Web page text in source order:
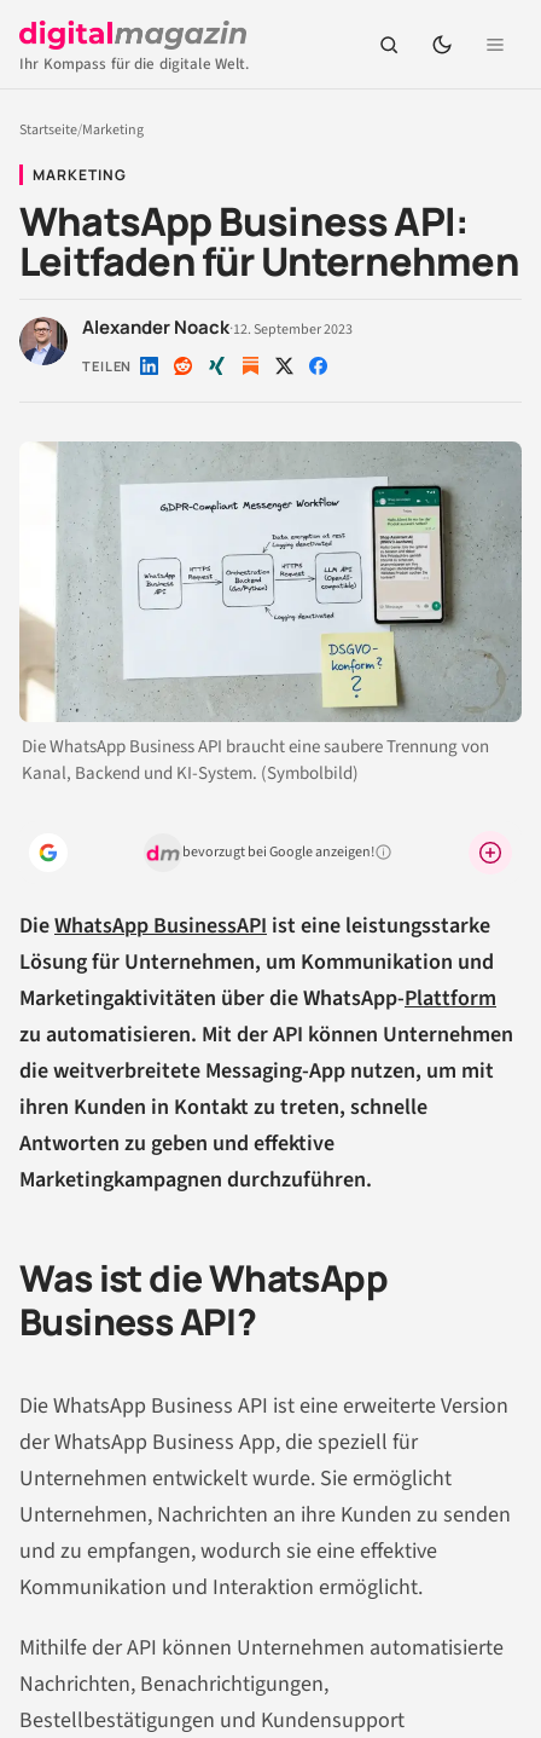
Ihr Kompass für die digitale Welt.
Startseite/Marketing
MARKETING
WhatsApp Business API:
Leitfaden für Unternehmen
Alexander Noack·12. September 2023
TEILEN Auf Auf Auf Auf Auf
Die WhatsApp Business API braucht eine saubere Trennung von
Kanal, Backend und KI-System. (Symbolbild)
bevorzugt bei Google anzeigen!Warum lohnt sich das?
DieWhatsApp BusinessAPI ist eine leistungsstarke
Lösung für Unternehmen, um Kommunikation und
Marketingaktivitäten über die WhatsApp-Plattform
zu automatisieren. Mit der API können Unternehmen
die weitverbreitete Messaging-App nutzen, um mit
ihren Kunden in Kontakt zu treten, schnelle
Antworten zu geben und effektive
Marketingkampagnen durchzuführen.
Was ist die WhatsApp
Business API?
Die WhatsApp Business API ist eine erweiterte Version
der WhatsApp Business App, die speziell für
Unternehmen entwickelt wurde. Sie ermöglicht
Unternehmen, Nachrichten an ihre Kunden zu senden
und zu empfangen, wodurch sie eine effektive
Kommunikation und Interaktion ermöglicht.
Mithilfe der API können Unternehmen automatisierte
Nachrichten, Benachrichtigungen,
Bestellbestätigungen und Kundensupport